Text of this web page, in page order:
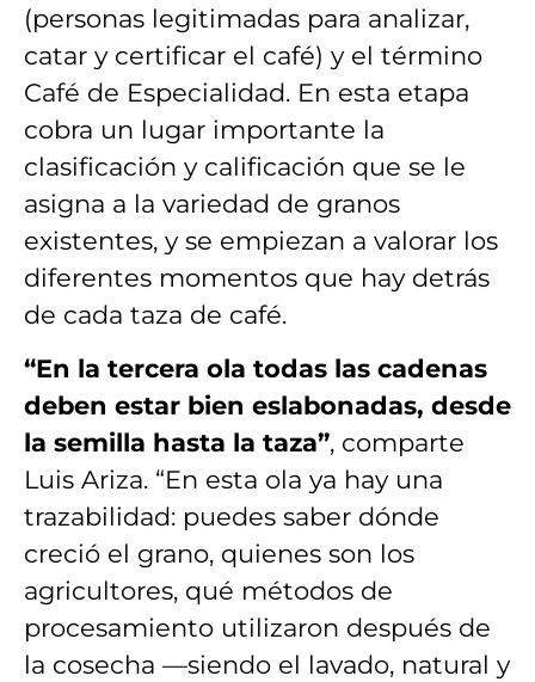
(personas legitimadas para analizar,
catar y certificar el café) y el término
Café de Especialidad. En esta etapa
cobra un lugar importante la
clasificación y calificación que se le
asigna a la variedad de granos
existentes, y se empiezan a valorar los
diferentes momentos que hay detrás
de cada taza de café.
“En la tercera ola todas las cadenas
deben estar bien eslabonadas, desde
la semilla hasta la taza”, comparte
Luis Ariza. “En esta ola ya hay una
trazabilidad: puedes saber dónde
creció el grano, quienes son los
agricultores, qué métodos de
procesamiento utilizaron después de
la cosecha —siendo el lavado, natural y